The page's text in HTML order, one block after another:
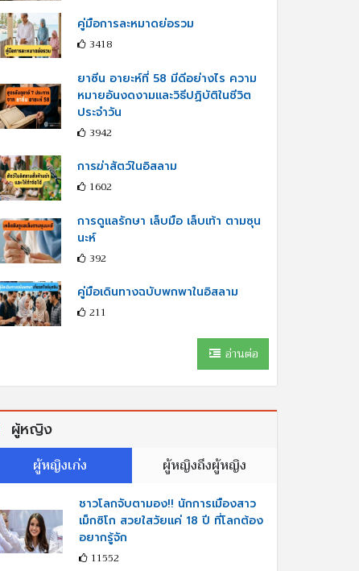
คู่มือการละหมาดย่อรวม
3418
ยาซีน อายะห์ที่ 58 มีดีอย่างไร ความ
หมายอันงดงามและวิธีปฏิบัติในชีวิต
ประจำวัน
3942
การฆ่าสัตว์ในอิสลาม
1602
การดูแลรักษา เล็บมือ เล็บเท้า ตามซุน
นะห์
392
คู่มือเดินทางฉบับพกพาในอิสลาม
211
อ่านต่อ
ผู้หญิง
ผู้หญิงเก่ง
ผู้หญิงถึงผู้หญิง
ชาวโลกจับตามอง!! นักการเมืองสาว
เม็กซิโก สวยใสวัยแค่ 18 ปี ที่โลกต้อง
อยากรู้จัก
11552